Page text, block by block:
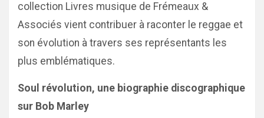
collection Livres musique de Frémeaux &
Associés vient contribuer à raconter le reggae et
son évolution à travers ses représentants les
plus emblématiques.
Soul révolution, une biographie discographique
sur Bob Marley